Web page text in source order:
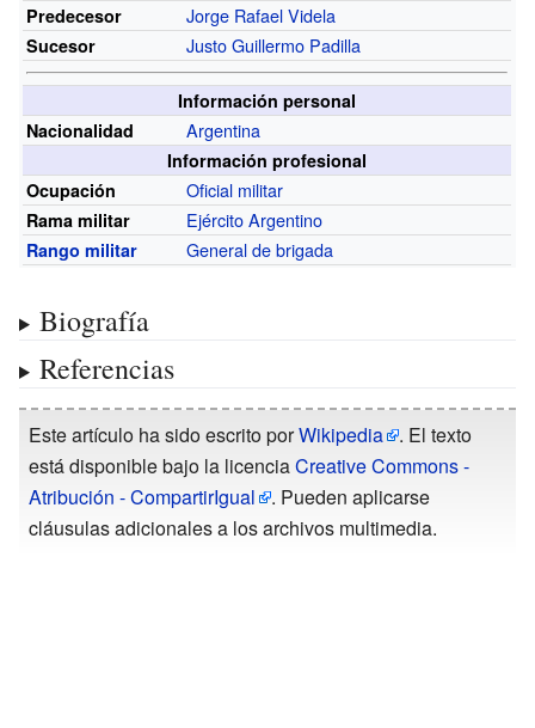
Predecesor Jorge Rafael Videla
Sucesor Justo Guillermo Padilla
Información personal
Nacionalidad
Argentina
Información profesional
Ocupación
Oficial militar
Rama militar Ejército Argentino
Rango militar General de brigada
Biografía
Referencias
Este artículo ha sido escrito porWikipedia
. El texto
está disponible bajo la licenciaCreative Commons -
Atribución - CompartirIgual
. Pueden aplicarse
cláusulas adicionales a los archivos multimedia.